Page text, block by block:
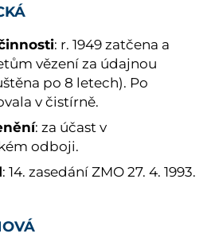
: r. 1949 zatčena a
vězení za údajnou
po 8 letech). Po
v čistírně.
: za účast v
odboji.
: 14. zasedání ZMO 27. 4. 1993.